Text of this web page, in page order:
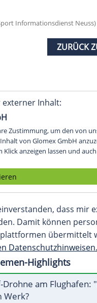
Informationsdienst Neuss)
ZURÜCK
Inhalt:
Zustimmung, um den von
von Glomex GmbH
Klick anzeigen lassen und
dass mir
Damit können
übermittelt
Datenschutzhinweisen.
Highlights
Drohne am Flughafen:
Werk?